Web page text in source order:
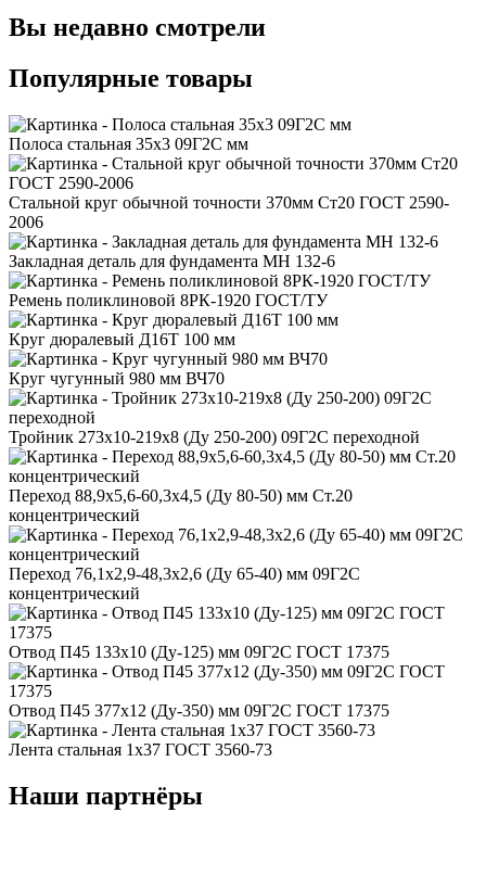
Вы недавно смотрели
Популярные товары
Полоса стальная 35x3 09Г2С мм
Стальной круг обычной точности 370мм Ст20 ГОСТ 2590-
2006
Закладная деталь для фундамента МН 132-6
Ремень поликлиновой 8РК-1920 ГОСТ/ТУ
Круг дюралевый Д16Т 100 мм
Круг чугунный 980 мм ВЧ70
Тройник 273x10-219x8 (Ду 250-200) 09Г2С переходной
Переход 88,9x5,6-60,3x4,5 (Ду 80-50) мм Ст.20
концентрический
Переход 76,1x2,9-48,3x2,6 (Ду 65-40) мм 09Г2С
концентрический
Отвод П45 133x10 (Ду-125) мм 09Г2С ГОСТ 17375
Отвод П45 377x12 (Ду-350) мм 09Г2С ГОСТ 17375
Лента стальная 1x37 ГОСТ 3560-73
Наши партнёры